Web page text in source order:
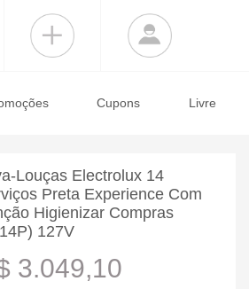
Cupons Livre
Louças Electrolux 14
Preta Experience Com
Higienizar Compras
127V
3.049,10